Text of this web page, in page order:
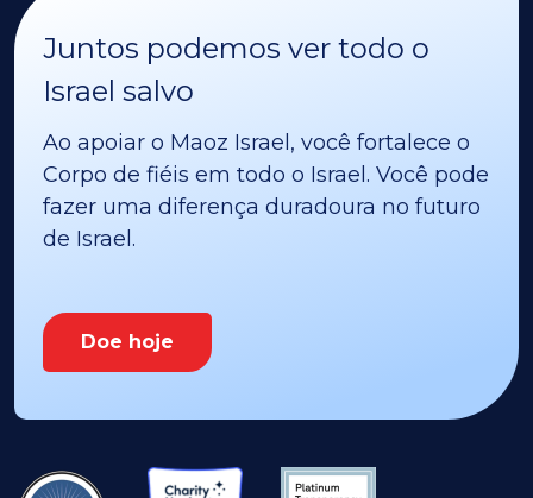
Juntos podemos ver todo o
Israel salvo
Ao apoiar o Maoz Israel, você fortalece o
Corpo de fiéis em todo o Israel. Você pode
fazer uma diferença duradoura no futuro
de Israel.
Doe hoje